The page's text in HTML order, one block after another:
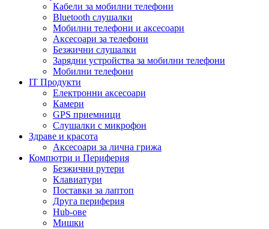
Кабели за мобилни телефони
Bluetooth слушалки
Мобилни телефони и аксесоари
Аксесоари за телефони
Безжични слушалки
Зарядни устройства за мобилни телефони
Мобилни телефони
IT Продукти
Електронни аксесоари
Камери
GPS приемници
Слушалки с микрофон
Здраве и красота
Аксесоари за лична грижа
Компютри и Периферия
Безжични рутери
Клавиатури
Поставки за лаптоп
Друга периферия
Hub-ове
Мишки